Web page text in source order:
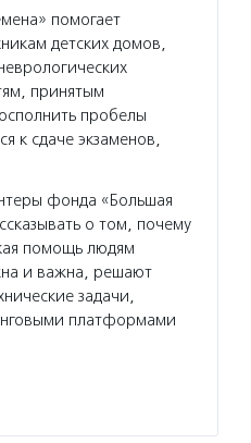
помогает
детских домов,
принятым
пробелы
к сдаче экзаменов,
фонда «Большая
о том, почему
помощь людям
и важна, решают
задачи,
платформами